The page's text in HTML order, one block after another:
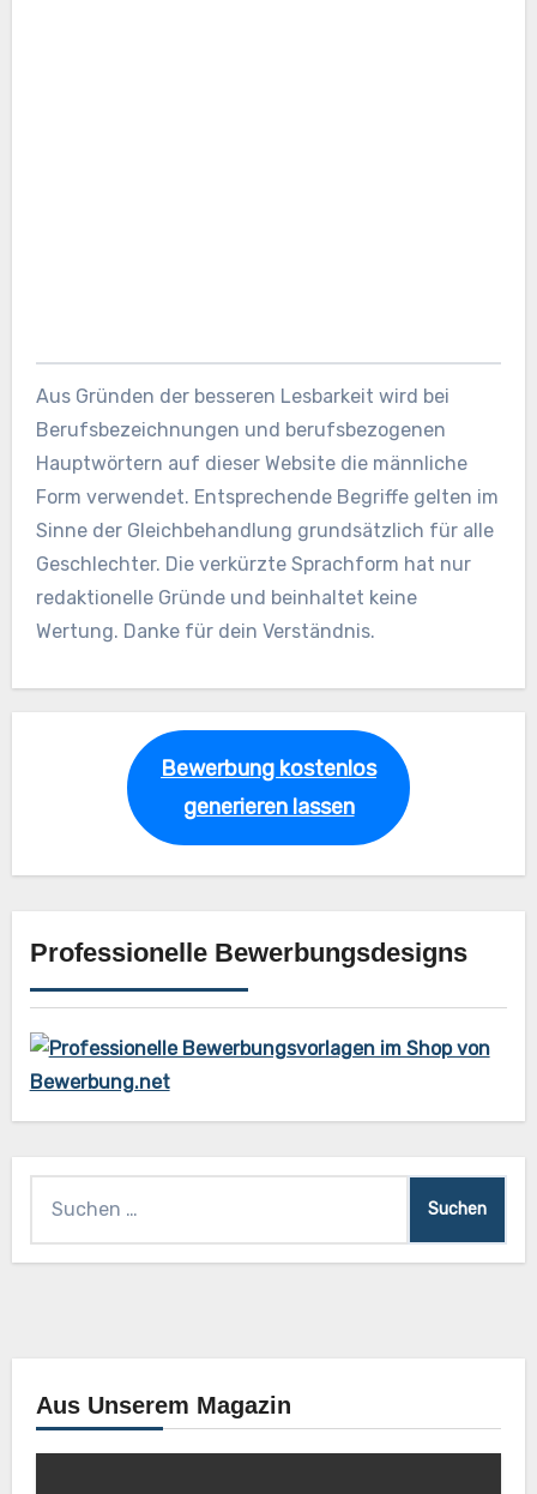
Aus Gründen der besseren Lesbarkeit wird bei
Berufsbezeichnungen und berufsbezogenen
Hauptwörtern auf dieser Website die männliche
Form verwendet. Entsprechende Begriffe gelten im
Sinne der Gleichbehandlung grundsätzlich für alle
Geschlechter. Die verkürzte Sprachform hat nur
redaktionelle Gründe und beinhaltet keine
Wertung. Danke für dein Verständnis.
Bewerbung kostenlos
generieren lassen
Professionelle Bewerbungsdesigns
nach:
Aus Unserem Magazin